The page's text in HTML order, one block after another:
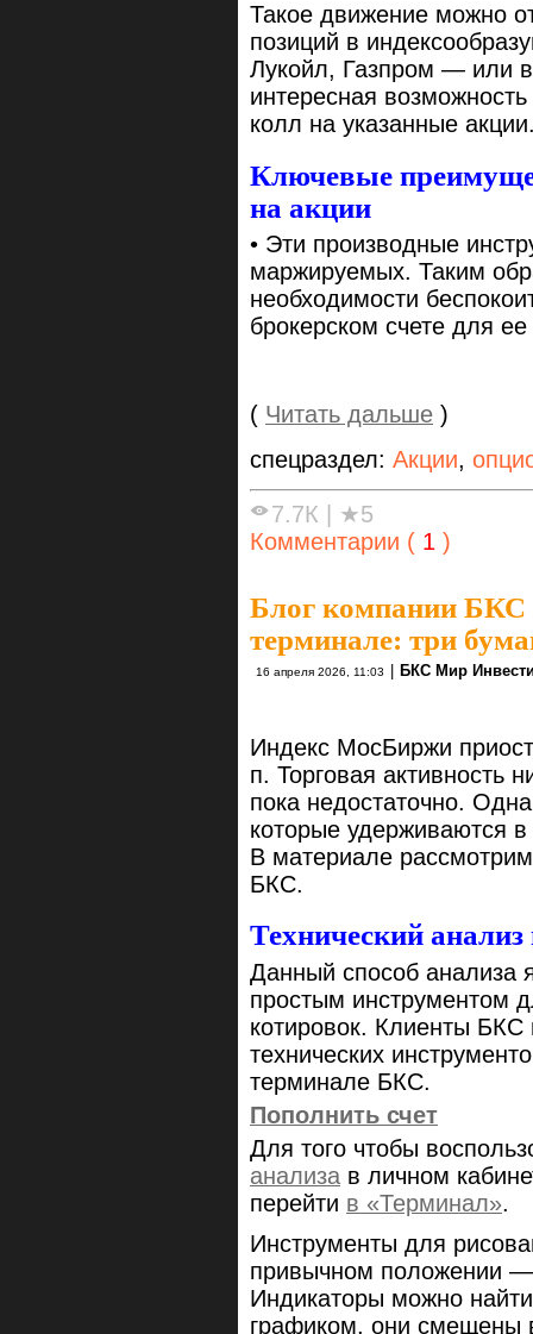
Такое движение можно
позиций в
Лукойл, Газпром — или
интересная
колл на указанные
Ключевые
на акции
• Эти производные
маржируемых. Таким
необходимости
брокерском счете для
( Читать дальше )
спецраздел: Акции,
7.7К | ★5
Комментарии ( 1 )
Блог компании БКС
терминале: три
16 апреля 2026, 11:03 | БКС Мир
Индекс МосБиржи
п. Торговая активность
пока недостаточно.
которые удерживаются
В материале
БКС.
Технический
Данный способ анализа
простым инструментом
котировок. Клиенты БКС
технических
терминале БКС.
Пополнить счет
Для того чтобы
анализа в личном
перейти в «Терминал».
Инструменты для
привычном положении
Индикаторы можно
графиком, они смещены